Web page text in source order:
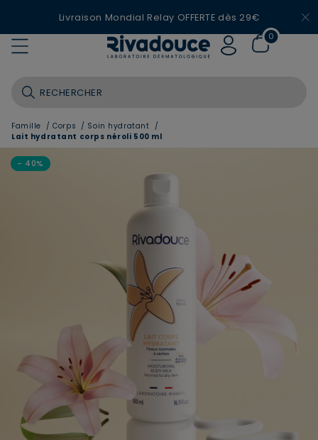
Livraison Mondial Relay OFFERTE dès 29€
0
Famille /Corps / Soin hydratant /
Lait hydratant corps néroli 500 ml
- 40%